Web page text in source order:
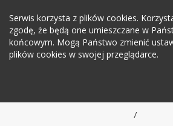
Serwis korzysta z plików cookies.
zgodę, że będą one umieszczane w
końcowym. Mogą Państwo zmienić
plików cookies w swojej przeglądarce.
/